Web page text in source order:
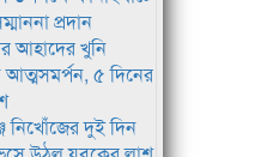
প্রদান
আহাদের খুনি
৫ দিনের
নিখোঁজের দুই দিন